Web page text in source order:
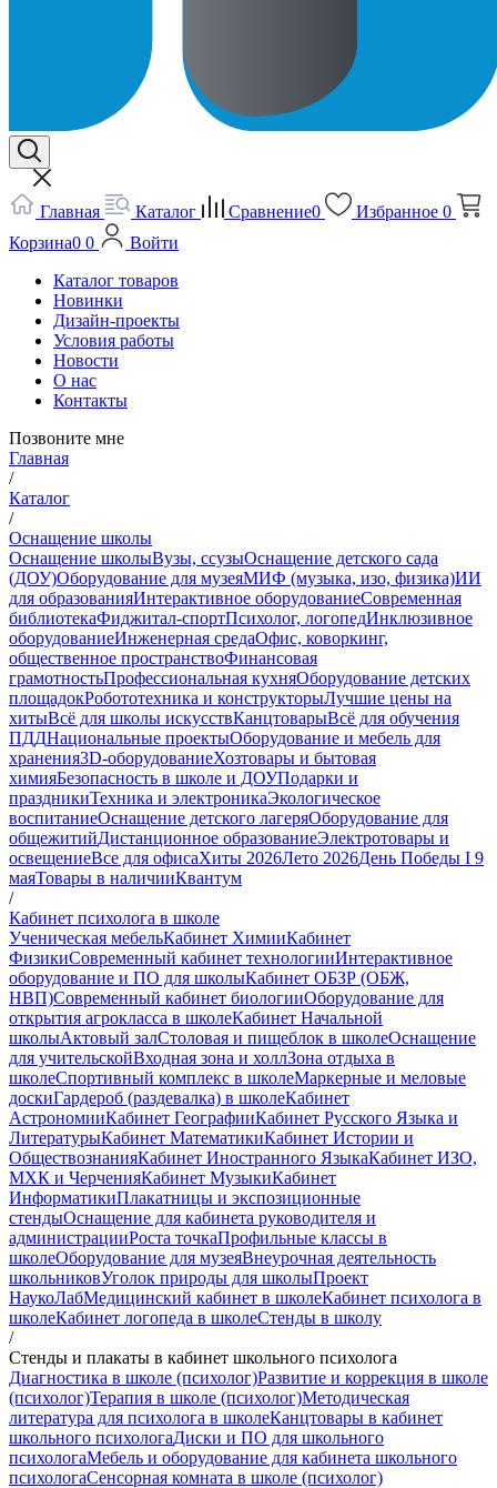
Главная Каталог Сравнение0 Избранное 0
Корзина0 0
Войти
Каталог товаров
Новинки
Дизайн-проекты
Условия работы
Новости
О нас
Контакты
Позвоните мне
Главная
/
Каталог
/
Оснащение школы
Оснащение школыВузы, ссузыОснащение детского сада
(ДОУ)Оборудование для музеяМИФ (музыка, изо, физика)ИИ
для образованияИнтерактивное оборудованиеСовременная
библиотекаФиджитал-спортПсихолог, логопедИнклюзивное
оборудованиеИнженерная средаОфис, коворкинг,
общественное пространствоФинансовая
грамотностьПрофессиональная кухняОборудование детских
площадокРобототехника и конструкторыЛучшие цены на
хитыВсё для школы искусствКанцтоварыВсё для обучения
ПДДНациональные проектыОборудование и мебель для
хранения3D-оборудованиеХозтовары и бытовая
химияБезопасность в школе и ДОУПодарки и
праздникиТехника и электроникаЭкологическое
воспитаниеОснащение детского лагеряОборудование для
общежитийДистанционное образованиеЭлектротовары и
освещениеВсе для офисаХиты 2026Лето 2026День Победы I 9
маяТовары в наличииКвантум
/
Кабинет психолога в школе
Ученическая мебельКабинет ХимииКабинет
ФизикиСовременный кабинет технологииИнтерактивное
оборудование и ПО для школыКабинет ОБЗР (ОБЖ,
НВП)Современный кабинет биологииОборудование для
открытия агрокласса в школеКабинет Начальной
школыАктовый залСтоловая и пищеблок в школеОснащение
для учительскойВходная зона и холлЗона отдыха в
школеСпортивный комплекс в школеМаркерные и меловые
доскиГардероб (раздевалка) в школеКабинет
АстрономииКабинет ГеографииКабинет Русского Языка и
ЛитературыКабинет МатематикиКабинет Истории и
ОбществознанияКабинет Иностранного ЯзыкаКабинет ИЗО,
МХК и ЧерченияКабинет МузыкиКабинет
ИнформатикиПлакатницы и экспозиционные
стендыОснащение для кабинета руководителя и
администрацииРоста точкаПрофильные классы в
школеОборудование для музеяВнеурочная деятельность
школьниковУголок природы для школыПроект
НаукоЛабМедицинский кабинет в школеКабинет психолога в
школеКабинет логопеда в школеСтенды в школу
/
Стенды и плакаты в кабинет школьного психолога
Диагностика в школе (психолог)Развитие и коррекция в школе
(психолог)Терапия в школе (психолог)Методическая
литература для психолога в школеКанцтовары в кабинет
школьного психологаДиски и ПО для школьного
психологаМебель и оборудование для кабинета школьного
психологаСенсорная комната в школе (психолог)